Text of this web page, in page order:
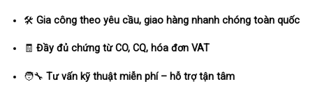
🛠️ Gia công theo yêu cầu, giao hàng nhanh chóng toàn quốc
🧾 Đầy đủ chứng từ CO, CQ, hóa đơn VAT
🧑‍🔧 Tư vấn kỹ thuật miễn phí – hỗ trợ tận tâm